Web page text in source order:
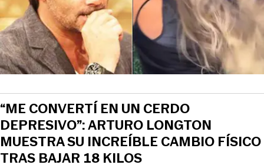
“ME CONVERTÍ EN UN CERDO
DEPRESIVO”: ARTURO LONGTON
MUESTRA SU INCREÍBLE CAMBIO FÍSICO
TRAS BAJAR 18 KILOS